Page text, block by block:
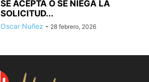
SE ACEPTA O SE NIEGA LA
SOLICITUD...
Oscar Nuñez - 28 febrero, 2026